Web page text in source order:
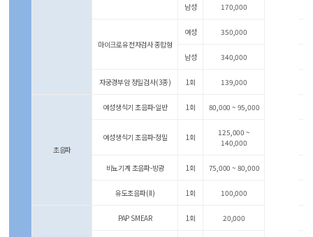
남성 170,000
마이크로유전자검사 종합형
여성 350,000
남성 340,000
자궁경부암 정밀검사(3종) 1회 139,000
초음파
여성생식기 초음파-일반 1회 80,000 ~ 95,000
여성생식기 초음파-정밀 1회
125,000 ~
140,000
비뇨기계 초음파-방광 1회 75,000 ~ 80,000
유도초음파(II) 1회 100,000
PAP SMEAR 1회 20,000